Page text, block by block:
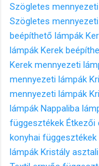
Szögletes
Szögletes
beépíthető lámpák
lámpák Kerek
Kerek mennyezeti
mennyezeti lámpák
mennyezeti lámpák
lámpák Nappaliba
függesztékek Étkezői
konyhai függesztékek
lámpák Kristály